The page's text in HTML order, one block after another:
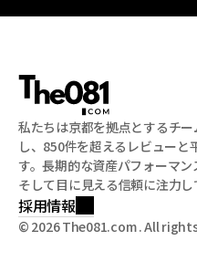
私たちは京都を拠点とするチ
し、850件を超えるレビュー
す。長期的な資産パフォーマン
そして目に見える信頼に注力し
採用情報
© 2026 The081.com . All